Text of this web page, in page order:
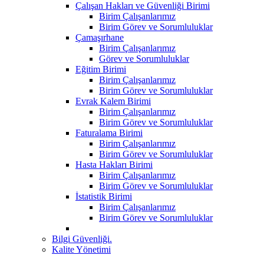
Çalışan Hakları ve Güvenliği Birimi
Birim Çalışanlarımız
Birim Görev ve Sorumluluklar
Çamaşırhane
Birim Çalışanlarımız
Görev ve Sorumluluklar
Eğitim Birimi
Birim Çalışanlarımız
Birim Görev ve Sorumluluklar
Evrak Kalem Birimi
Birim Çalışanlarımız
Birim Görev ve Sorumluluklar
Faturalama Birimi
Birim Çalışanlarımız
Birim Görev ve Sorumluluklar
Hasta Hakları Birimi
Birim Çalışanlarımız
Birim Görev ve Sorumluluklar
İstatistik Birimi
Birim Çalışanlarımız
Birim Görev ve Sorumluluklar
Bilgi Güvenliği.
Kalite Yönetimi